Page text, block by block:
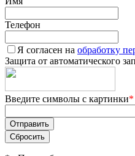
Телефон
Я согласен на обработку
Защита от автоматического
Введите символы с картинки*